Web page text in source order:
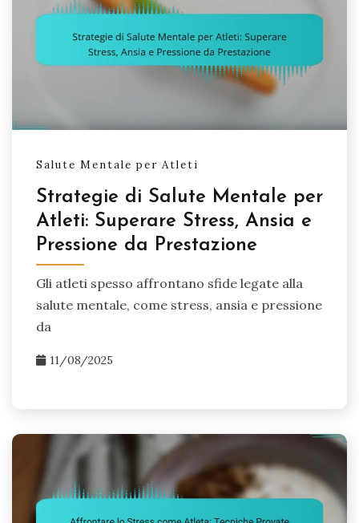
Salute Mentale per Atleti
Strategie di Salute Mentale per
Atleti: Superare Stress, Ansia e
Pressione da Prestazione
Gli atleti spesso affrontano sfide legate alla
salute mentale, come stress, ansia e pressione
da
11/08/2025